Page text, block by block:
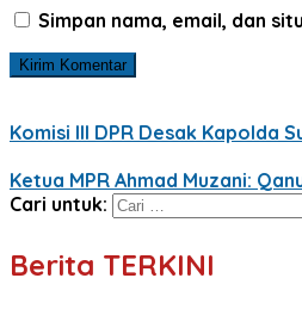
Simpan nama, email, dan
Komisi III DPR Desak Kapolda
Ketua MPR Ahmad Muzani:
Cari untuk:
Berita TERKINI